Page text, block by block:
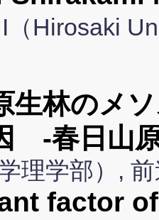
（Hirosaki
生林のメ
-春日山
学理学部）,
factor